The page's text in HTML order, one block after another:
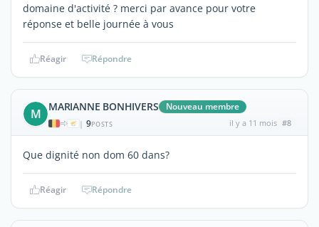
domaine d'activité ? merci par avance pour votre
réponse et belle journée à vous
Réagir Répondre
M MARIANNE BONHIVERS Nouveau membre
| 9POSTS il y a 11 mois #8
Que dignité non dom 60 dans?
Réagir Répondre